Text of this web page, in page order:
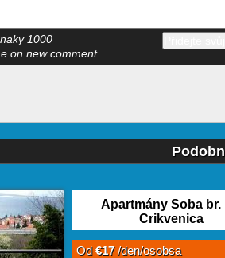
1000
on new comment
Apartmány Soba br.
Crikvenica
Od€17/den/osobsa